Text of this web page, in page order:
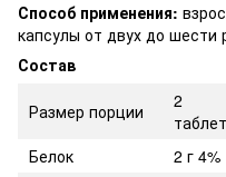
Способ применения:
капсулы от двух до шести
Состав
Размер порции
2
Белок
2 г 4%